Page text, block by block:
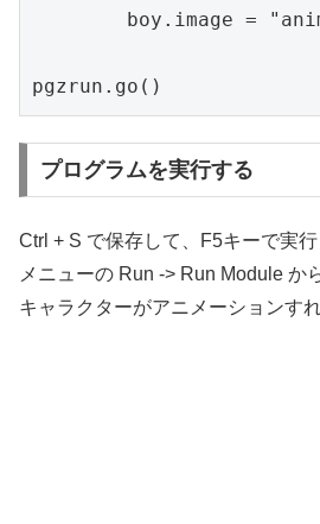
boy.image =
プログラムを実行する
Ctrl + S で保存して、F5キーで実行
メニューの Run -> Run Module か
キャラクターがアニメーションす